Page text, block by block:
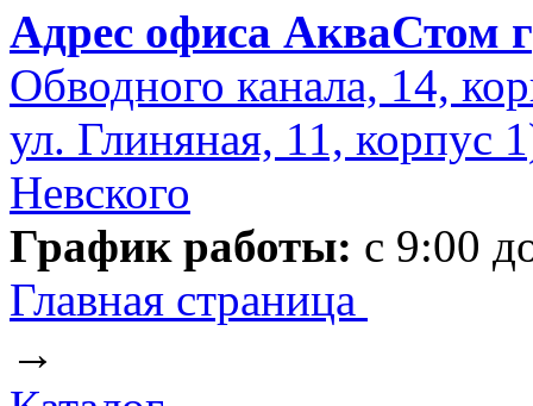
Адрес офиса АкваСтом
Обводного канала, 14,
ул. Глиняная, 11, корпус
Невского
График работы: с 9:00
Главная страница
→